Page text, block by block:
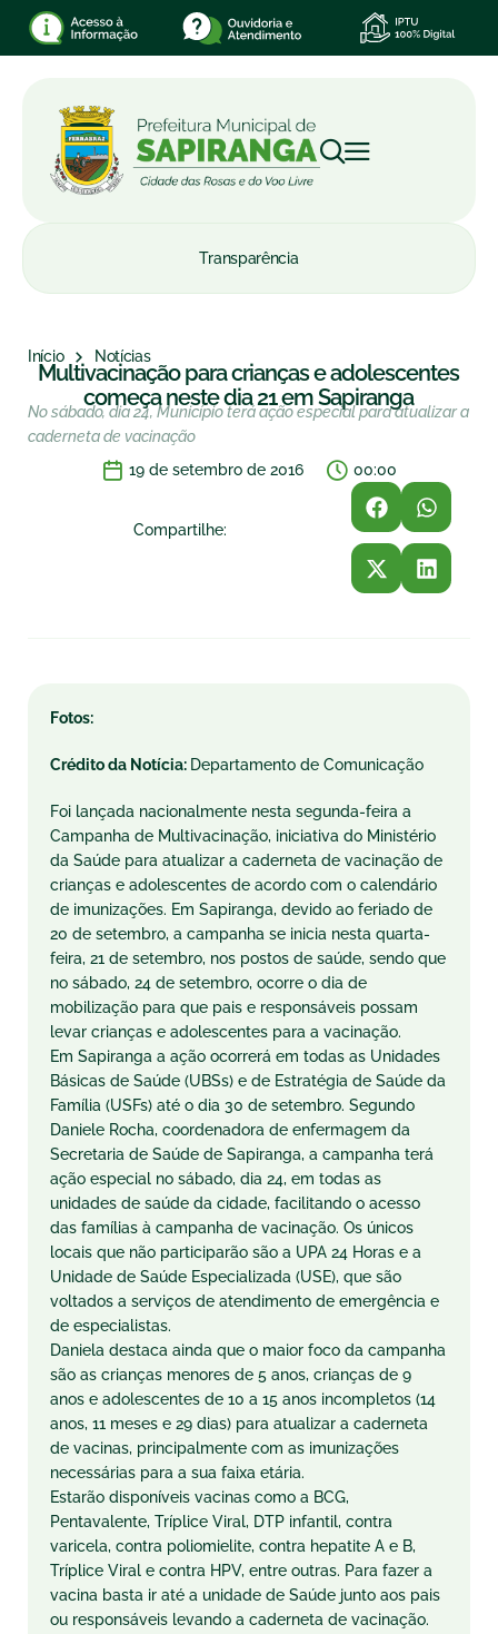
Transparência
Início Notícias
Multivacinação para crianças e adolescentes
começa neste dia 21 em Sapiranga
No sábado, dia 24, Município terá ação especial para atualizar a
caderneta de vacinação
19 de setembro de 2016
00:00
Compartilhe:
Fotos:
Crédito da Notícia: Departamento de Comunicação
Foi lançada nacionalmente nesta segunda-feira a
Campanha de Multivacinação, iniciativa do Ministério
da Saúde para atualizar a caderneta de vacinação de
crianças e adolescentes de acordo com o calendário
de imunizações. Em Sapiranga, devido ao feriado de
20 de setembro, a campanha se inicia nesta quarta-
feira, 21 de setembro, nos postos de saúde, sendo que
no sábado, 24 de setembro, ocorre o dia de
mobilização para que pais e responsáveis possam
levar crianças e adolescentes para a vacinação.
Em Sapiranga a ação ocorrerá em todas as Unidades
Básicas de Saúde (UBSs) e de Estratégia de Saúde da
Família (USFs) até o dia 30 de setembro. Segundo
Daniele Rocha, coordenadora de enfermagem da
Secretaria de Saúde de Sapiranga, a campanha terá
ação especial no sábado, dia 24, em todas as
unidades de saúde da cidade, facilitando o acesso
das famílias à campanha de vacinação. Os únicos
locais que não participarão são a UPA 24 Horas e a
Unidade de Saúde Especializada (USE), que são
voltados a serviços de atendimento de emergência e
de especialistas.
Daniela destaca ainda que o maior foco da campanha
são as crianças menores de 5 anos, crianças de 9
anos e adolescentes de 10 a 15 anos incompletos (14
anos, 11 meses e 29 dias) para atualizar a caderneta
de vacinas, principalmente com as imunizações
necessárias para a sua faixa etária.
Estarão disponíveis vacinas como a BCG,
Pentavalente, Tríplice Viral, DTP infantil, contra
varicela, contra poliomielite, contra hepatite A e B,
Tríplice Viral e contra HPV, entre outras. Para fazer a
vacina basta ir até a unidade de Saúde junto aos pais
ou responsáveis levando a caderneta de vacinação.